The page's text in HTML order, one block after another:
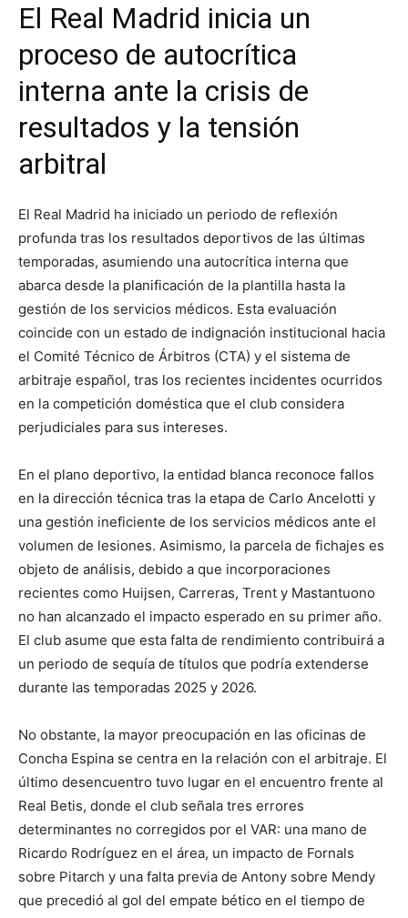
El Real Madrid inicia un
proceso de autocrítica
interna ante la crisis de
resultados y la tensión
arbitral
El Real Madrid ha iniciado un periodo de reflexión
profunda tras los resultados deportivos de las últimas
temporadas, asumiendo una autocrítica interna que
abarca desde la planificación de la plantilla hasta la
gestión de los servicios médicos. Esta evaluación
coincide con un estado de indignación institucional hacia
el Comité Técnico de Árbitros (CTA) y el sistema de
arbitraje español, tras los recientes incidentes ocurridos
en la competición doméstica que el club considera
perjudiciales para sus intereses.
En el plano deportivo, la entidad blanca reconoce fallos
en la dirección técnica tras la etapa de Carlo Ancelotti y
una gestión ineficiente de los servicios médicos ante el
volumen de lesiones. Asimismo, la parcela de fichajes es
objeto de análisis, debido a que incorporaciones
recientes como Huijsen, Carreras, Trent y Mastantuono
no han alcanzado el impacto esperado en su primer año.
El club asume que esta falta de rendimiento contribuirá a
un periodo de sequía de títulos que podría extenderse
durante las temporadas 2025 y 2026.
No obstante, la mayor preocupación en las oficinas de
Concha Espina se centra en la relación con el arbitraje. El
último desencuentro tuvo lugar en el encuentro frente al
Real Betis, donde el club señala tres errores
determinantes no corregidos por el VAR: una mano de
Ricardo Rodríguez en el área, un impacto de Fornals
sobre Pitarch y una falta previa de Antony sobre Mendy
que precedió al gol del empate bético en el tiempo de